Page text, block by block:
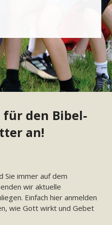
für den Bibel-
an!
Sie immer auf dem
wir aktuelle
Einfach hier anmelden
wie Gott wirkt und Gebet